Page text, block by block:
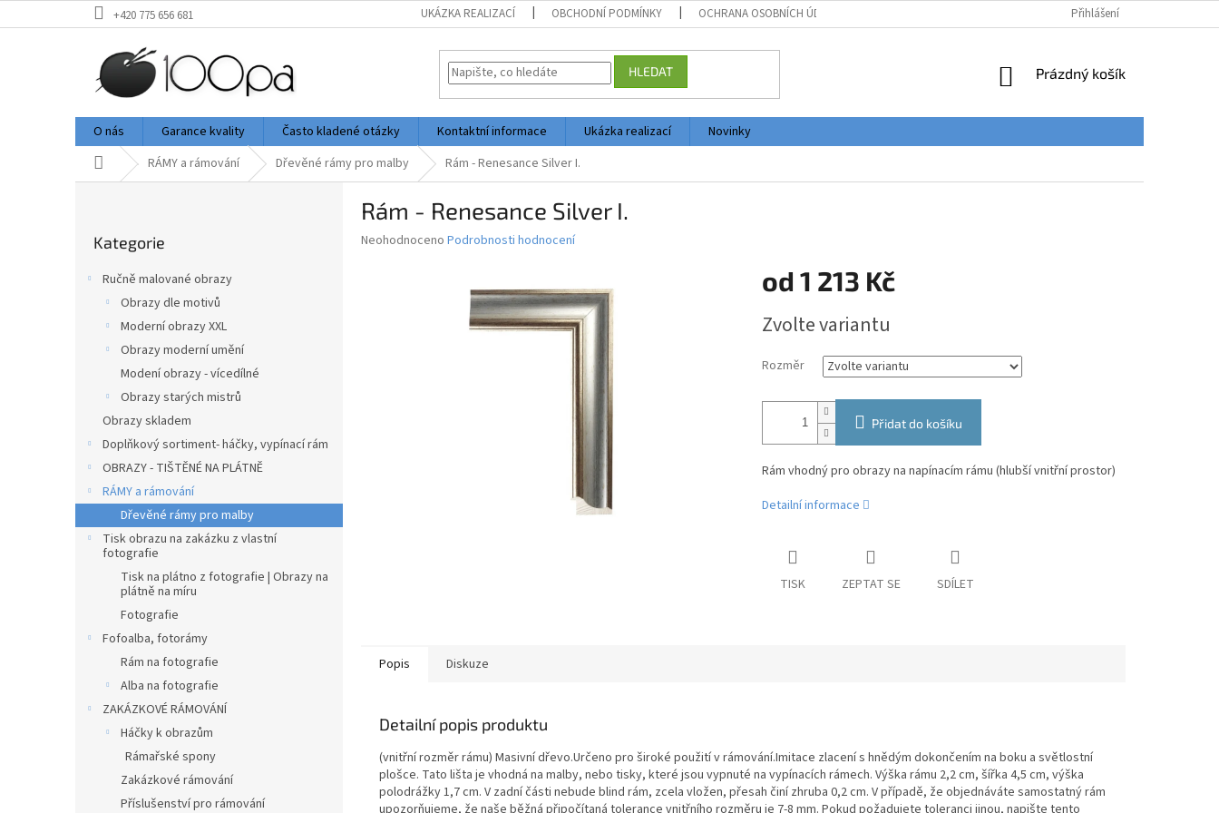
na
+420 775 656 681 UKÁZKA REALIZACÍ OBCHODNÍ PODMÍNKY OCHRANA OSOBNÍCH ÚDAJŮ Přihlášení
HLEDAT
NÁKUPNÍ
Prázdný košík
O nás Garance kvality Často kladené otázky Kontaktní informace Ukázka realizací
Novinky
Domů RÁMY a rámování Dřevěné rámy pro malby Rám - Renesance Silver I.
kategorie
Kategorie
Ručně malované obrazy
Obrazy dle motivů
Moderní obrazy XXL
Obrazy moderní umění
Modení obrazy - vícedílné
Obrazy starých mistrů
Obrazy skladem
Doplňkový sortiment- háčky, vypínací rám
OBRAZY - TIŠTĚNÉ NA PLÁTNĚ
RÁMY a rámování
Dřevěné rámy pro malby
Tisk obrazu na zakázku z vlastní
fotografie
Tisk na plátno z fotografie | Obrazy na
plátně na míru
Fotografie
Fofoalba, fotorámy
Rám na fotografie
Alba na fotografie
ZAKÁZKOVÉ RÁMOVÁNÍ
Háčky k obrazům
Rámařské spony
Zakázkové rámování
Příslušenství pro rámování
Rám - Renesance Silver I.
Průměrné
Neohodnoceno Podrobnosti hodnocení
od 1 213 Kč
cena:
Zvolte variantu
Rozměr
Přidat do košíku
Rám vhodný pro obrazy na napínacím rámu (hlubší vnitřní prostor)
Detailní informace
TISK ZEPTAT SE SDÍLET
Popis Diskuze
Detailní popis produktu
(vnitřní rozměr rámu) Masivní dřevo.Určeno pro široké použití v rámování.Imitace zlacení s hnědým dokončením na boku a světlostní
plošce. Tato lišta je vhodná na malby, nebo tisky, které jsou vypnuté na vypínacích rámech. Výška rámu 2,2 cm, šířka 4,5 cm, výška
polodrážky 1,7 cm. V zadní části nebude blind rám, zcela vložen, přesah činí zhruba 0,2 cm. V případě, že objednáváte samostatný rám